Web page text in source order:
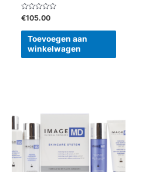
Gewaardeerd
0
uit
€105.00
Toevoegen aan
winkelwagen